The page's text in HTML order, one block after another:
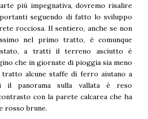
più impegnativa, dovremo risalire
seguendo di fatto lo sviluppo
rocciosa. Il sentiero, anche se non
nel primo tratto, è comunque
a tratti il terreno asciutto è
che in giornate di pioggia sia meno
tratto alcune staffe di ferro aiutano a
panorama sulla vallata è reso
con la parete calcarea che ha
rosso brune.